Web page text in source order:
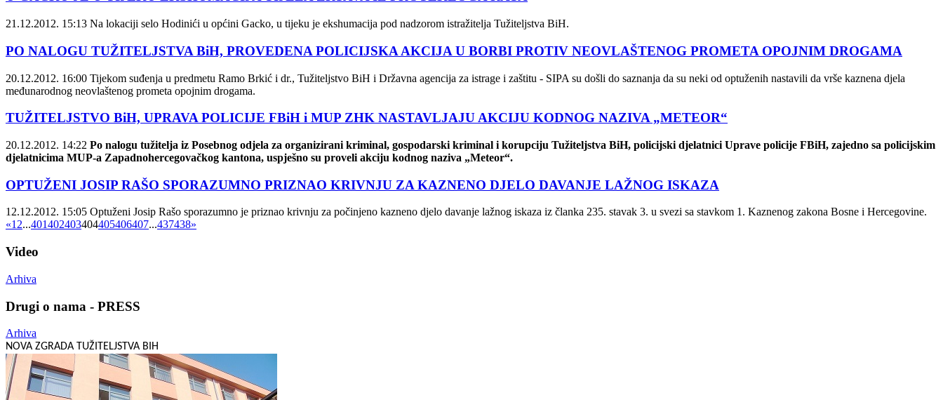
21.12.2012. 15:13 Na lokaciji selo Hodinići u općini Gacko, u tijeku je ekshumacija pod nadzorom istražitelja Tužiteljstva BiH.
PO NALOGU TUŽITELJSTVA BiH, PROVEDENA POLICIJSKA AKCIJA U BORBI PROTIV NEOVLAŠTENOG PROMETA OPOJNIM DROGAMA
20.12.2012. 16:00 Tijekom suđenja u predmetu Ramo Brkić i dr., Tužiteljstvo BiH i Državna agencija za istrage i zaštitu - SIPA su došli do saznanja da su neki od optuženih nastavili da vrše kaznena djela
međunarodnog neovlaštenog prometa opojnim drogama.
TUŽITELJSTVO BiH, UPRAVA POLICIJE FBiH i MUP ZHK NASTAVLJAJU AKCIJU KODNOG NAZIVA „METEOR“
20.12.2012. 14:22 Po nalogu tužitelja iz Posebnog odjela za organizirani kriminal, gospodarski kriminal i korupciju Tužiteljstva BiH, policijski djelatnici Uprave policije FBiH, zajedno sa policijskim
djelatnicima MUP-a Zapadnohercegovačkog kantona, uspješno su proveli akciju kodnog naziva „Meteor“.
OPTUŽENI JOSIP RAŠO SPORAZUMNO PRIZNAO KRIVNJU ZA KAZNENO DJELO DAVANJE LAŽNOG ISKAZA
12.12.2012. 15:05 Optuženi Josip Rašo sporazumno je priznao krivnju za počinjeno kazneno djelo davanje lažnog iskaza iz članka 235. stavak 3. u svezi sa stavkom 1. Kaznenog zakona Bosne i Hercegovine.
«12...401402403404405406407...437438»
Video
Arhiva
Drugi o nama - PRESS
Arhiva
NOVA ZGRADA TUŽITELJSTVA BIH